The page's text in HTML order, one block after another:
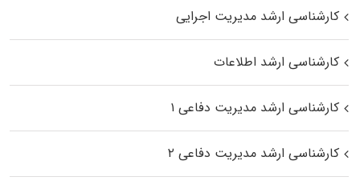
کارشناسی ارشد مدیریت اجرایی
کارشناسی ارشد اطلاعات
کارشناسی ارشد مدیریت دفاعی ۱
کارشناسی ارشد مدیریت دفاعی ۲